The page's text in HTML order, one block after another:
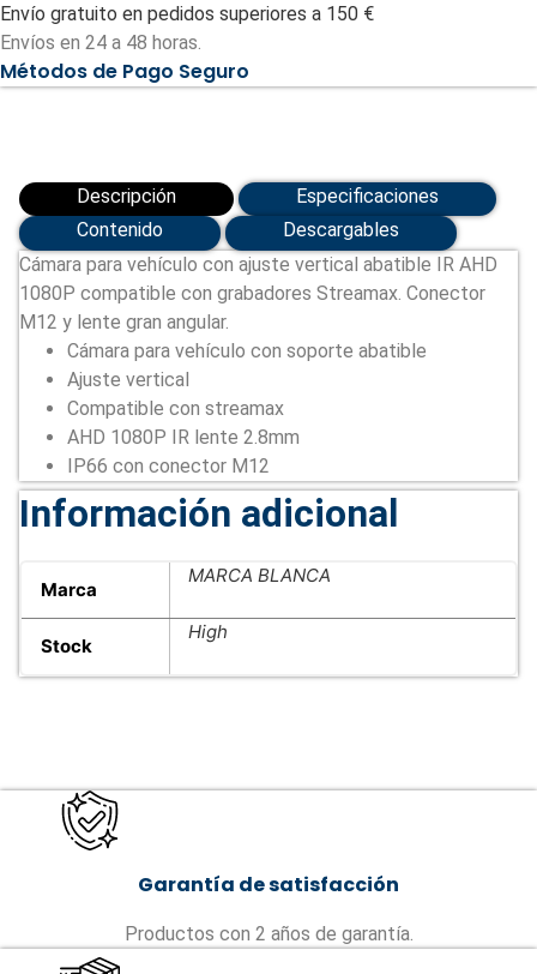
-
Ajuste
vertical
(VW-
372-
Envío gratuito en pedidos superiores a 150 €
Envíos en 24 a 48 horas.
Métodos de Pago Seguro
Descripción
Especificaciones
Contenido
Descargables
Cámara para vehículo con ajuste vertical abatible IR AHD
1080P compatible con grabadores Streamax. Conector
M12 y lente gran angular.
Cámara para vehículo con soporte abatible
Ajuste vertical
Compatible con streamax
AHD 1080P IR lente 2.8mm
IP66 con conector M12
Información adicional
Marca
MARCA BLANCA
Stock
High
Garantía de satisfacción
Productos con 2 años de garantía.